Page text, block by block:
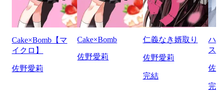
Cake×Bomb【マ
イクロ】
佐野愛莉
Cake×Bomb
佐野愛莉
仁義なき婿取り
佐野愛莉
完結
ハ
ス
佐
完